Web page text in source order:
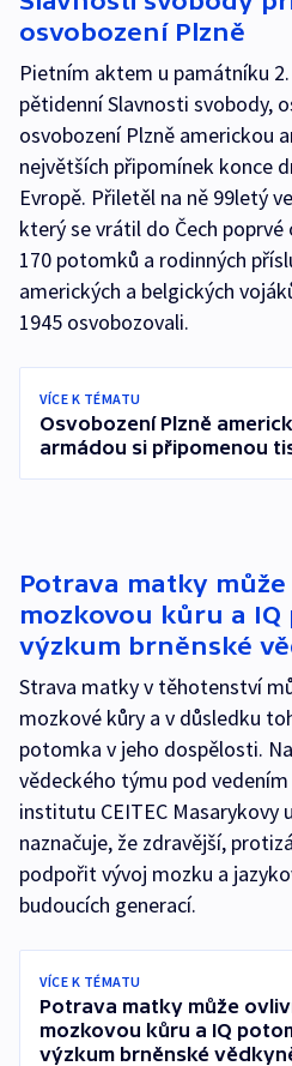
osvobození Plzně
Pietním aktem u památníku
pětidenní Slavnosti svobody,
osvobození Plzně americkou
největších připomínek konce
Evropě. Přiletěl na ně 99letý
který se vrátil do Čech poprvé
170 potomků a rodinných
amerických a belgických
1945 osvobozovali.
VÍCE K TÉMATU
Osvobození Plzně
armádou si připomenou
Potrava matky
mozkovou kůru a
výzkum brněnské
Strava matky v těhotenství
mozkové kůry a v důsledku
potomka v jeho dospělosti.
vědeckého týmu pod
institutu CEITEC Masarykovy
naznačuje, že zdravější,
podpořit vývoj mozku a
budoucích generací.
VÍCE K TÉMATU
Potrava matky může
mozkovou kůru a IQ
výzkum brněnské